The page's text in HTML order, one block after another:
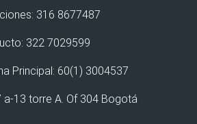
316 8677487
322 7029599
Principal: 60(1) 3004537
a-13 torre A. Of 304 Bogotá